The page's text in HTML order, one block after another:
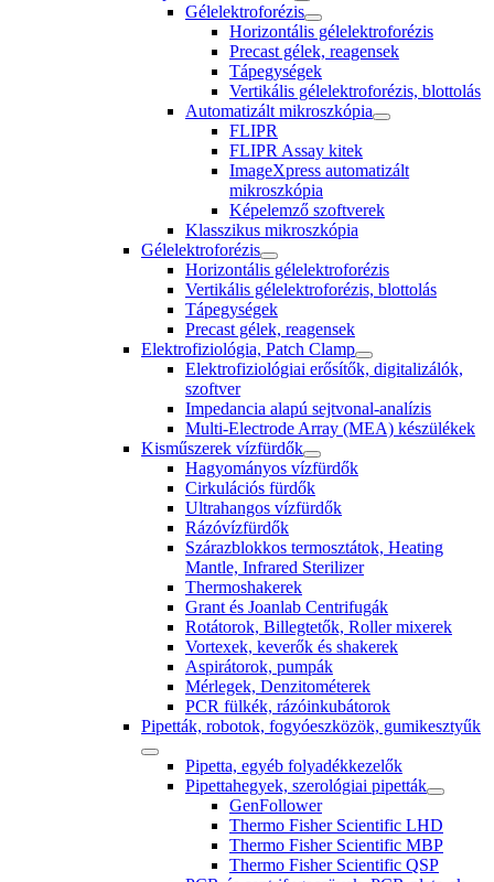
Gélelektroforézis
Horizontális gélelektroforézis
Precast gélek, reagensek
Tápegységek
Vertikális gélelektroforézis, blottolás
Automatizált mikroszkópia
FLIPR
FLIPR Assay kitek
ImageXpress automatizált
mikroszkópia
Képelemző szoftverek
Klasszikus mikroszkópia
Gélelektroforézis
Horizontális gélelektroforézis
Vertikális gélelektroforézis, blottolás
Tápegységek
Precast gélek, reagensek
Elektrofiziológia, Patch Clamp
Elektrofiziológiai erősítők, digitalizálók,
szoftver
Impedancia alapú sejtvonal-analízis
Multi-Electrode Array (MEA) készülékek
Kisműszerek vízfürdők
Hagyományos vízfürdők
Cirkulációs fürdők
Ultrahangos vízfürdők
Rázóvízfürdők
Szárazblokkos termosztátok, Heating
Mantle, Infrared Sterilizer
Thermoshakerek
Grant és Joanlab Centrifugák
Rotátorok, Billegtetők, Roller mixerek
Vortexek, keverők és shakerek
Aspirátorok, pumpák
Mérlegek, Denzitométerek
PCR fülkék, rázóinkubátorok
Pipetták, robotok, fogyóeszközök, gumikesztyűk
Pipetta, egyéb folyadékkezelők
Pipettahegyek, szerológiai pipetták
GenFollower
Thermo Fisher Scientific LHD
Thermo Fisher Scientific MBP
Thermo Fisher Scientific QSP